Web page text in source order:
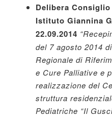
Delibera
Istituto Giannina
22.09.2014
del 7 agosto 2014
Regionale di
e Cure Palliative e
realizzazione del
struttura
Pediatriche “Il